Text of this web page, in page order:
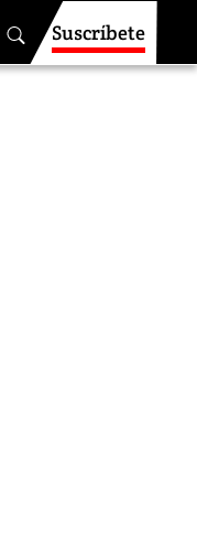
Suscríbete